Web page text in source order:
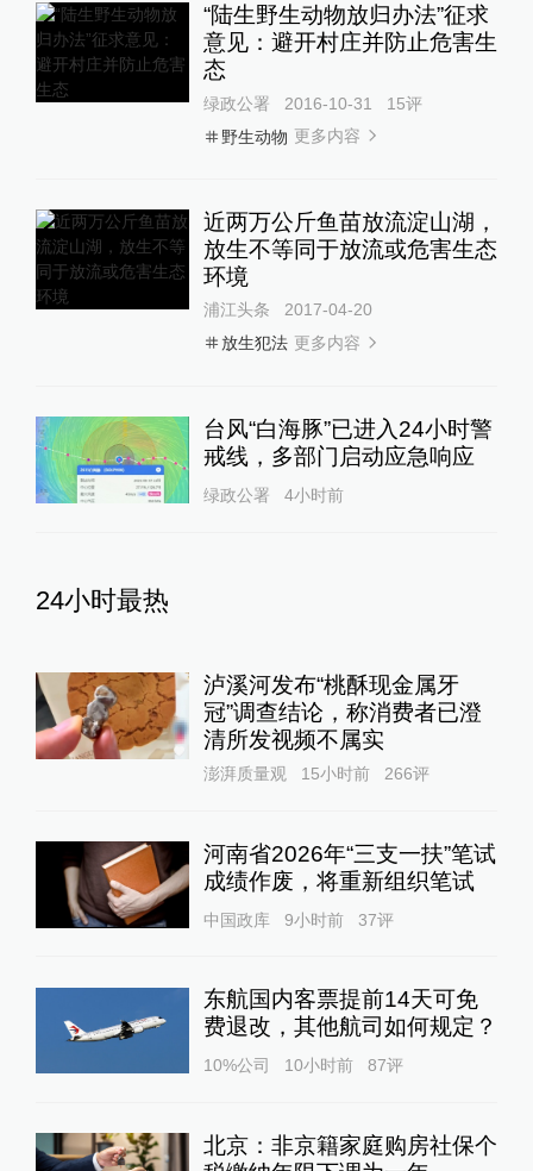
“陆生野生动物放归办法”征求
意见：避开村庄并防止危害生
态
绿政公署 2016-10-31 15评
野生动物 更多内容
近两万公斤鱼苗放流淀山湖，
放生不等同于放流或危害生态
环境
浦江头条
2017-04-20
放生犯法 更多内容
台风“白海豚”已进入24小时警
戒线，多部门启动应急响应
绿政公署 4小时前
24小时最热
泸溪河发布“桃酥现金属牙
冠”调查结论，称消费者已澄
清所发视频不属实
澎湃质量观 15小时前 266评
河南省2026年“三支一扶”笔试
成绩作废，将重新组织笔试
中国政库 9小时前 37评
东航国内客票提前14天可免
费退改，其他航司如何规定？
10%公司 10小时前 87评
北京：非京籍家庭购房社保个